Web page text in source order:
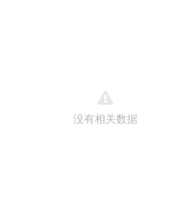
没有相关数据